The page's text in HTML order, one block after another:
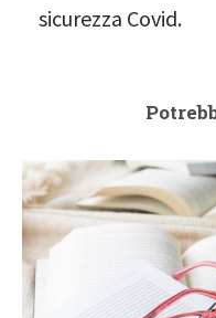
sicurezza Covid.